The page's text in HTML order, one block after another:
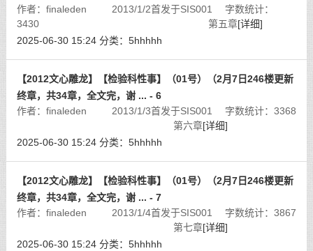
作者：finaleden 2013/1/2首发于SIS001 字数统计：
3430 第五章[详细]
2025-06-30 15:24 分类： 5hhhhh
【2012文心雕龙】【检验科性事】（01号）（2月7日246楼更新
终章，共34章，全文完，谢 ... - 6
作者：finaleden 2013/1/3首发于SIS001 字数统计：3368
第六章[详细]
2025-06-30 15:24 分类： 5hhhhh
【2012文心雕龙】【检验科性事】（01号）（2月7日246楼更新
终章，共34章，全文完，谢 ... - 7
作者：finaleden 2013/1/4首发于SIS001 字数统计：3867
第七章[详细]
2025-06-30 15:24 分类： 5hhhhh